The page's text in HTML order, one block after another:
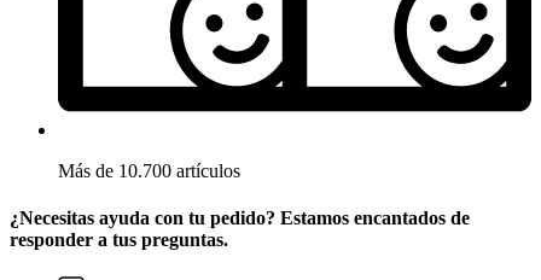
Más de 10.700 artículos
¿Necesitas ayuda con tu pedido? Estamos encantados de
responder a tus preguntas.